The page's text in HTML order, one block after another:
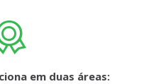
em duas áreas: